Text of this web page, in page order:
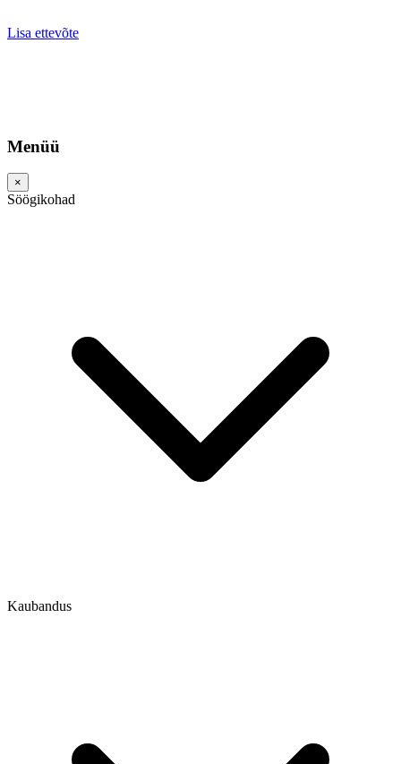
Lisa ettevõte
Menüü
×
Söögikohad
Kaubandus